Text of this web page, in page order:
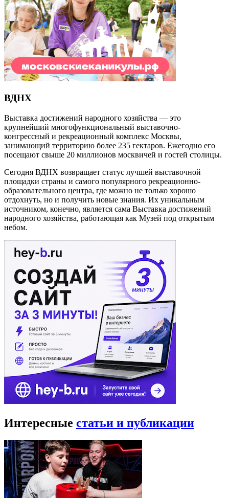
ВДНХ
Выставка достижений народного хозяйства — это
крупнейший многофункциональный выставочно-
конгрессный и рекреационный комплекс Москвы,
занимающий территорию более 235 гектаров. Ежегодно его
посещают свыше 20 миллионов москвичей и гостей столицы.
Сегодня ВДНХ возвращает статус лучшей выставочной
площадки страны и самого популярного рекреационно-
образовательного центра, где можно не только хорошо
отдохнуть, но и получить новые знания. Их уникальным
источником, конечно, является сама Выставка достижений
народного хозяйства, работающая как Музей под открытым
небом.
Интересные статьи и публикации